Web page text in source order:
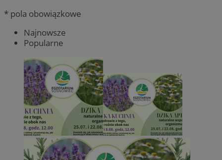
* pola obowiązkowe
Najnowsze
Popularne